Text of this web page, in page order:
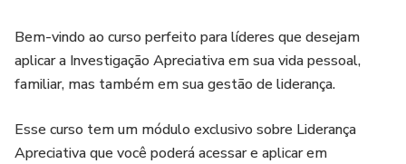
Bem-vindo ao curso perfeito para líderes que desejam
aplicar a Investigação Apreciativa em sua vida pessoal,
familiar, mas também em sua gestão de liderança.
Esse curso tem um módulo exclusivo sobre Liderança
Apreciativa que você poderá acessar e aplicar em